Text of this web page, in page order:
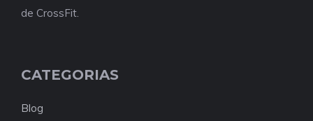
de CrossFit.
CATEGORIAS
Blog